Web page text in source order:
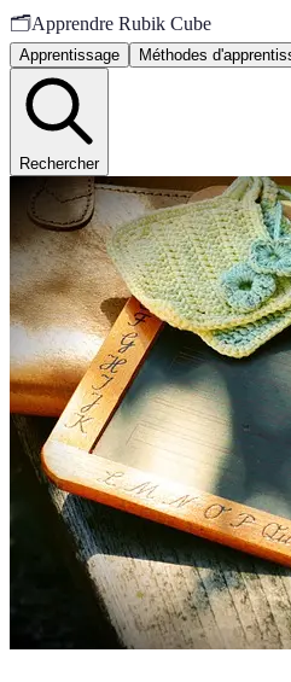
🗂️Apprendre Rubik Cube
Apprentissage Méthodes
Rechercher